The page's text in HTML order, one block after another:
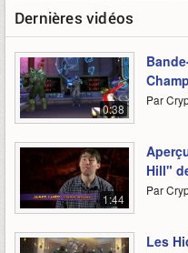
Dernières vidéos
0:38
Par
1:44
Hill"
Par
Les